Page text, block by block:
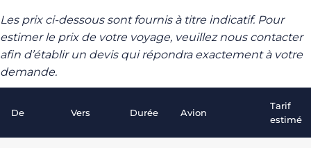
Les prix ci-dessous sont fournis à titre indicatif. Pour
estimer le prix de votre voyage, veuillez nous contacter
afin d’établir un devis qui répondra exactement à votre
demande.
De Vers Durée Avion
Tarif
estimé